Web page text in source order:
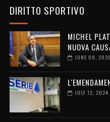
DIRITTO SPORTIVO
MICHEL
NUOVA
JUNE 09, 2026
JULY 12, 2024